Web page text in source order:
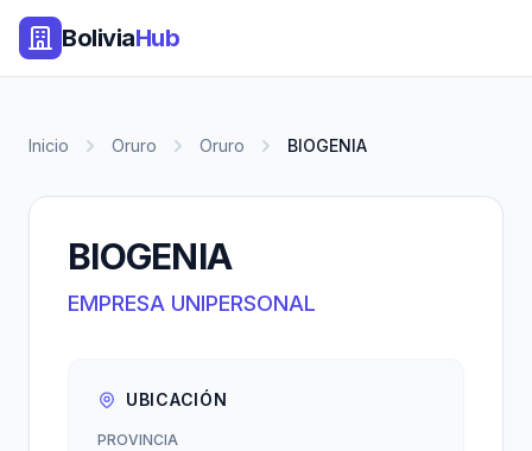
BoliviaHub
Inicio Oruro Oruro BIOGENIA
BIOGENIA
EMPRESA UNIPERSONAL
UBICACIÓN
PROVINCIA